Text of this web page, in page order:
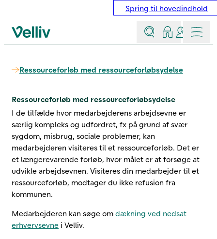
Spring til hovedindhold
Velliv startside
Søg Log indKontakt
Menu
Ressourceforløb med ressourceforløbsydelse
Ressourceforløb med ressourceforløbsydelse
I de tilfælde hvor medarbejderens arbejdsevne er
særlig kompleks og udfordret, fx på grund af svær
sygdom, misbrug, sociale problemer, kan
medarbejderen visiteres til et ressourceforløb. Det er
et længerevarende forløb, hvor målet er at forsøge at
udvikle arbejdsevnen. Visiteres din medarbejder til et
ressourceforløb, modtager du ikke refusion fra
kommunen.
Medarbejderen kan søge om dækning ved nedsat
erhvervsevne i Velliv.